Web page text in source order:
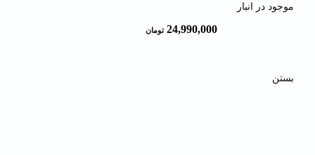
موجود در انبار
24,990,000 تومان
بستن